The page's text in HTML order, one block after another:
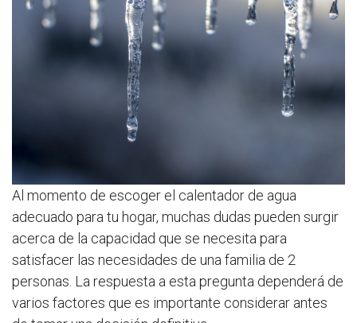
Al momento de escoger el calentador de agua
adecuado para tu hogar, muchas dudas pueden surgir
acerca de la capacidad que se necesita para
satisfacer las necesidades de una familia de 2
personas. La respuesta a esta pregunta dependerá de
varios factores que es importante considerar antes